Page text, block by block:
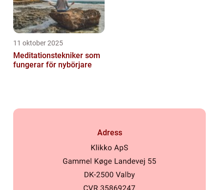
11 oktober 2025
Meditationstekniker som
fungerar för nybörjare
Adress